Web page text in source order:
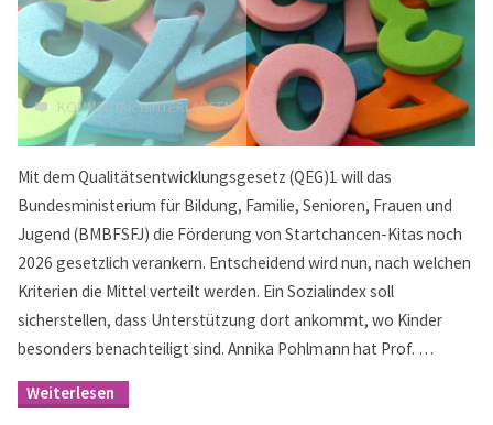
KOMMENTAR HINTERLASSEN
Mit dem Qualitätsentwicklungsgesetz (QEG)1 will das
Bundesministerium für Bildung, Familie, Senioren, Frauen und
Jugend (BMBFSFJ) die Förderung von Startchancen-Kitas noch
2026 gesetzlich verankern. Entscheidend wird nun, nach welchen
Kriterien die Mittel verteilt werden. Ein Sozialindex soll
sicherstellen, dass Unterstützung dort ankommt, wo Kinder
besonders benachteiligt sind. Annika Pohlmann hat Prof. …
Sozialindex